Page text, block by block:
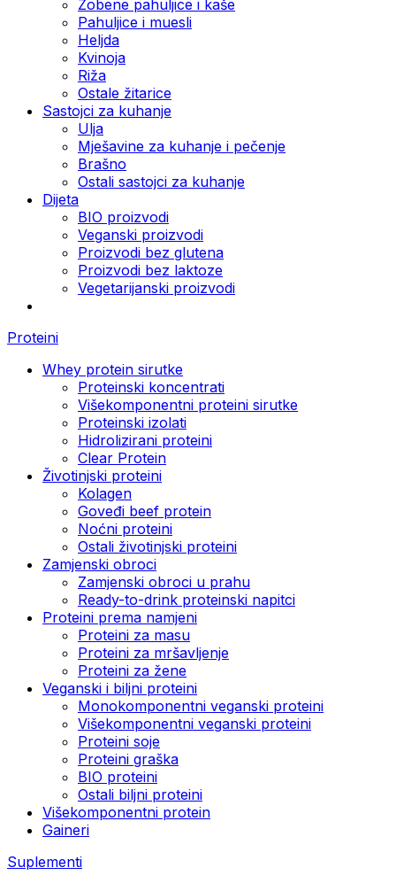
Zobene pahuljice i kaše
Pahuljice i muesli
Heljda
Kvinoja
Riža
Ostale žitarice
Sastojci za kuhanje
Ulja
Mješavine za kuhanje i pečenje
Brašno
Ostali sastojci za kuhanje
Dijeta
BIO proizvodi
Veganski proizvodi
Proizvodi bez glutena
Proizvodi bez laktoze
Vegetarijanski proizvodi
Proteini
Whey protein sirutke
Proteinski koncentrati
Višekomponentni proteini sirutke
Proteinski izolati
Hidrolizirani proteini
Clear Protein
Životinjski proteini
Kolagen
Goveđi beef protein
Noćni proteini
Ostali životinjski proteini
Zamjenski obroci
Zamjenski obroci u prahu
Ready-to-drink proteinski napitci
Proteini prema namjeni
Proteini za masu
Proteini za mršavljenje
Proteini za žene
Veganski i biljni proteini
Monokomponentni veganski proteini
Višekomponentni veganski proteini
Proteini soje
Proteini graška
BIO proteini
Ostali biljni proteini
Višekomponentni protein
Gaineri
Suplementi